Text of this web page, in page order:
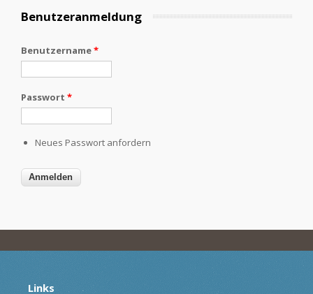
Benutzeranmeldung
Benutzername*
Passwort *
Neues Passwort anfordern
Links